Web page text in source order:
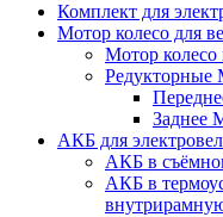
Комплект для
Мотор колесо для
Мотор
Редукторные
Заднее
АКБ для
АКБ в
АКБ в